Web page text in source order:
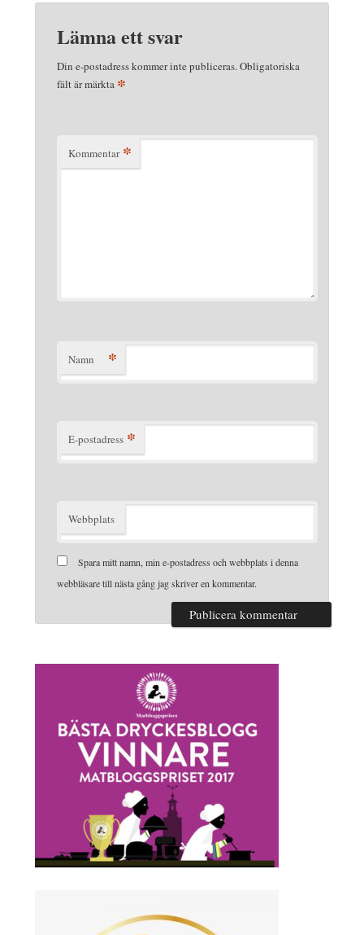
Lämna ett svar
Din e-postadress kommer inte publiceras.Obligatoriska
fält är märkta *
Kommentar *
Namn *
E-postadress *
Webbplats
Spara mitt namn, min e-postadress och webbplats i denna
webbläsare till nästa gång jag skriver en kommentar.